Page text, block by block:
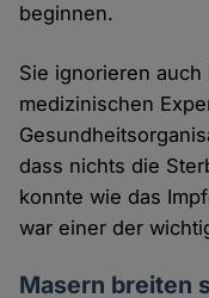
beginnen.
Sie ignorieren
medizinischen
dass nichts die
konnte wie das
war einer der
Masern breiten